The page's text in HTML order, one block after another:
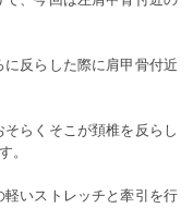
反らした際に肩甲骨付近
らくそこが頚椎を反らし
。
いストレッチと牽引を行